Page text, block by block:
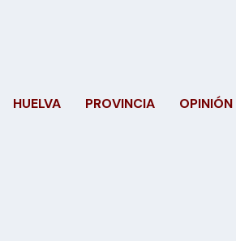
HUELVA PROVINCIA OPINIÓN